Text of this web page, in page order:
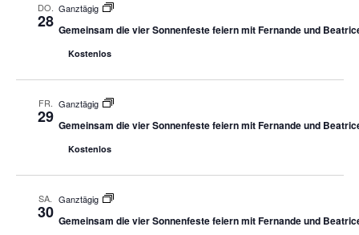
DO.
28
Ganztägig
Gemeinsam die vier Sonnenfeste feiern mit Fernande und
Kostenlos
FR.
29
Ganztägig
Gemeinsam die vier Sonnenfeste feiern mit Fernande und
Kostenlos
SA.
30
Ganztägig
Gemeinsam die vier Sonnenfeste feiern mit Fernande und